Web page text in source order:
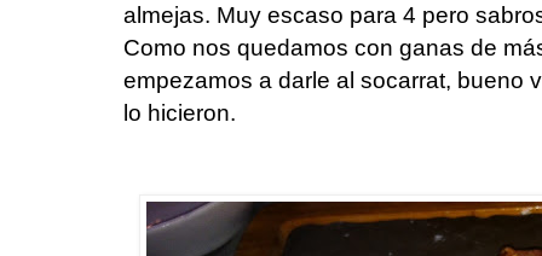
almejas. Muy escaso para 4 pero
Como nos quedamos con ganas de
empezamos a darle al socarrat, bueno
lo hicieron.